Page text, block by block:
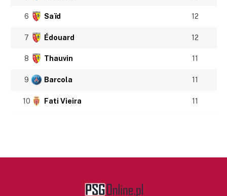
6 Saïd 12
7 Édouard 12
8 Thauvin 11
9 Barcola 11
10 Fati Vieira 11